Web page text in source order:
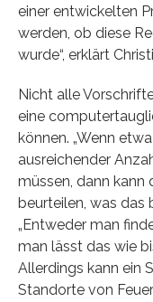
einer entwickelten
werden, ob diese
wurde“, erklärt
Nicht alle
eine
können. „Wenn
ausreichender
müssen, dann kann
beurteilen, was das
„Entweder man
man lässt das wie
Allerdings kann ein
Standorte von